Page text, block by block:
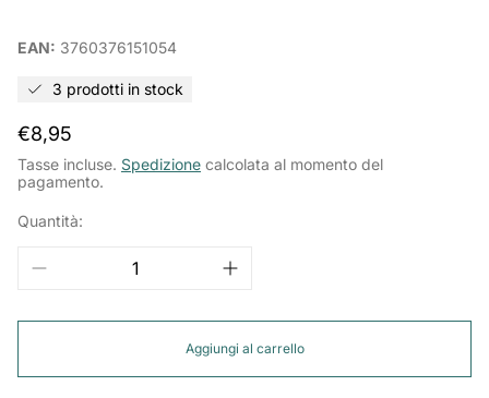
EAN: 3760376151054
3 prodotti in stock
Prezzo
normale
€8,95
Tasse incluse. Spedizione calcolata al momento del
pagamento.
Quantità:
Aggiungi al carrello